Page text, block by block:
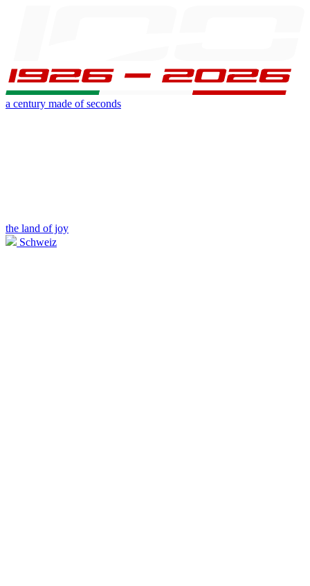
a century made of seconds
the land of joy
Schweiz